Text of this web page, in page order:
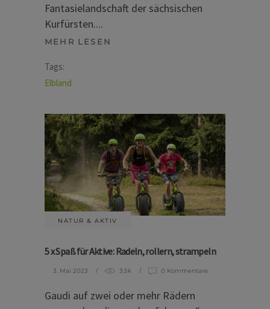
Fantasielandschaft der sächsischen
Kurfürsten.
MEHR LESEN
Tags:
Elbland
NATUR & AKTIV
5 x Spaß für Aktive: Radeln, rollern, strampeln
3. Mai 2023 3.5k 0 Kommentare
Gaudi auf zwei oder mehr Rädern